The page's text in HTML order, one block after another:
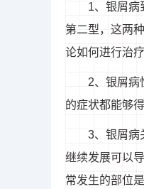
1、银屑病
第二型，这两
论如何进行治
2、银屑病
的症状都能够
3、银屑病
继续发展可以
常发生的部位